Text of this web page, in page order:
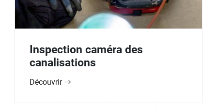
Inspection caméra des
canalisations
Découvrir